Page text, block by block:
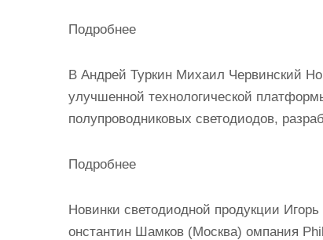
Подробнее
В Андрей Туркин Михаил Червинский
улучшенной технологической
полупроводниковых светодиодов,
Подробнее
Новинки светодиодной продукции
онстантин Шамков (Москва) омпания